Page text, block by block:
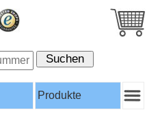
Produkte